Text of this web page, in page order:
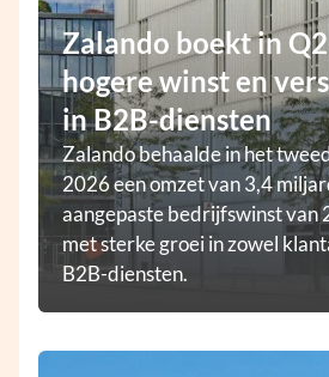
Zalando boekt in
hogere winst en
in B2B-diensten
Zalando behaalde in het
2026 een omzet van 3,4
aangepaste bedrijfswinst van
met sterke groei in zowel
B2B-diensten.